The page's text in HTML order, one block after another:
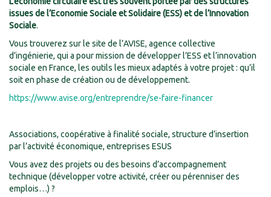
issues de l’Economie Sociale et Solidaire (ESS) et de l’Innovation
Sociale.
Vous trouverez sur le site de l’AVISE, agence collective
d’ingénierie, qui a pour mission de développer l’ESS et l’innovation
sociale en France, les outils les mieux adaptés à votre projet : qu’il
soit en phase de création ou de développement.
https://www.avise.org/entreprendre/se-faire-financer
Associations, coopérative à finalité sociale, structure d’insertion
par l’activité économique, entreprises ESUS
Vous avez des projets ou des besoins d’accompagnement
technique (développer votre activité, créer ou pérenniser des
emplois…) ?